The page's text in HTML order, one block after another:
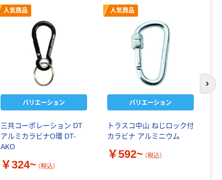
人気商品
バリエーション
三共コーポレーション DT
アルミカラビナO環 DT-
AKO
￥324~ （税込）
人気商品
バリエーション
トラスコ中山 ねじロック付
カラビナ アルミニウム
￥592~ （税込）
次